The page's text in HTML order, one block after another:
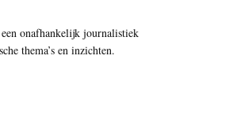
onafhankelijk journalistiek
thema’s en inzichten.